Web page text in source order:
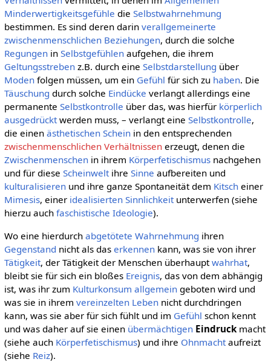
Minderwertigkeitsgefühle die Selbstwahrnehmung
bestimmen. Es sind deren darin verallgemeinerte
zwischenmenschlichen Beziehungen, durch die solche
Regungenin Selbstgefühlenaufgehen, die ihrem
Geltungsstrebenz.B. durch eine Selbstdarstellung über
Modenfolgen müssen, um ein Gefühl für sich zu haben. Die
Täuschung durch solche Eindücke verlangt allerdings eine
permanente Selbstkontrolle über das, was hierfür körperlich
ausgedrücktwerden muss, – verlangt eine Selbstkontrolle,
die einen ästhetischen Scheinin den entsprechenden
zwischenmenschlichen Verhältnissenerzeugt, denen die
Zwischenmenschenin ihrem Körperfetischismusnachgehen
und für diese Scheinweltihre Sinne aufbereiten und
kulturalisierenund ihre ganze Spontaneität dem Kitscheiner
Mimesis, einer idealisierten Sinnlichkeitunterwerfen (siehe
hierzu auch faschistische Ideologie).
Wo eine hierdurch abgetötete Wahrnehmung ihren
Gegenstand nicht als das erkennenkann, was sie von ihrer
Tätigkeit, der Tätigkeit der Menschen überhauptwahrhat,
bleibt sie für sich ein bloßes Ereignis, das von dem abhängig
ist, was ihr zum Kulturkonsum allgemeingeboten wird und
was sie in ihrem vereinzelten Lebennicht durchdringen
kann, was sie aber für sich fühlt und im Gefühl schon kennt
und was daher auf sie einen übermächtigen Eindruckmacht
(siehe auch Körperfetischismus) und ihre Ohnmachtaufreizt
(siehe Reiz).